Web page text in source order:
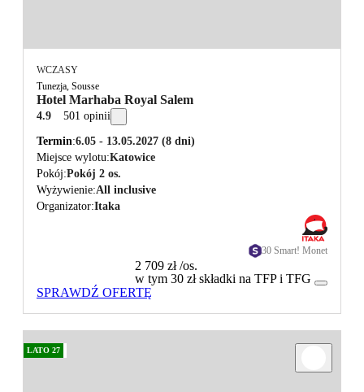
WCZASY
Tunezja, Sousse
Hotel Marhaba Royal Salem
4.9 501 opinii
Termin 6.05 - 13.05.2027 (8 dni)
Miejsce wylotu Katowice
Pokój Pokój 2 os.
Wyżywienie All inclusive
Organizator Itaka
30 Smart! Monet
2 709 zł/os.
w tym 30 zł składki na TFP i TFG
SPRAWDŹ OFERTĘ
LATO 27